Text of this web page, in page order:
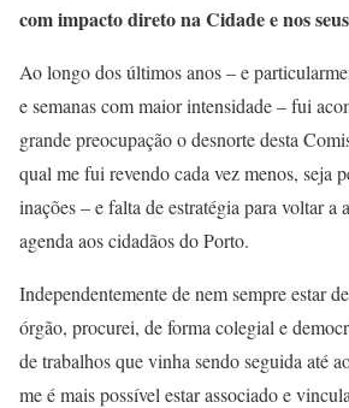
com impacto direto na Cidade e nos
Ao longo dos últimos anos – e
e semanas com maior intensidade – fui
grande preocupação o desnorte desta
qual me fui revendo cada vez menos, seja
inações – e falta de estratégia para voltar a
agenda aos cidadãos do Porto.
Independentemente de nem sempre estar
órgão, procurei, de forma colegial e
de trabalhos que vinha sendo seguida até
me é mais possível estar associado e